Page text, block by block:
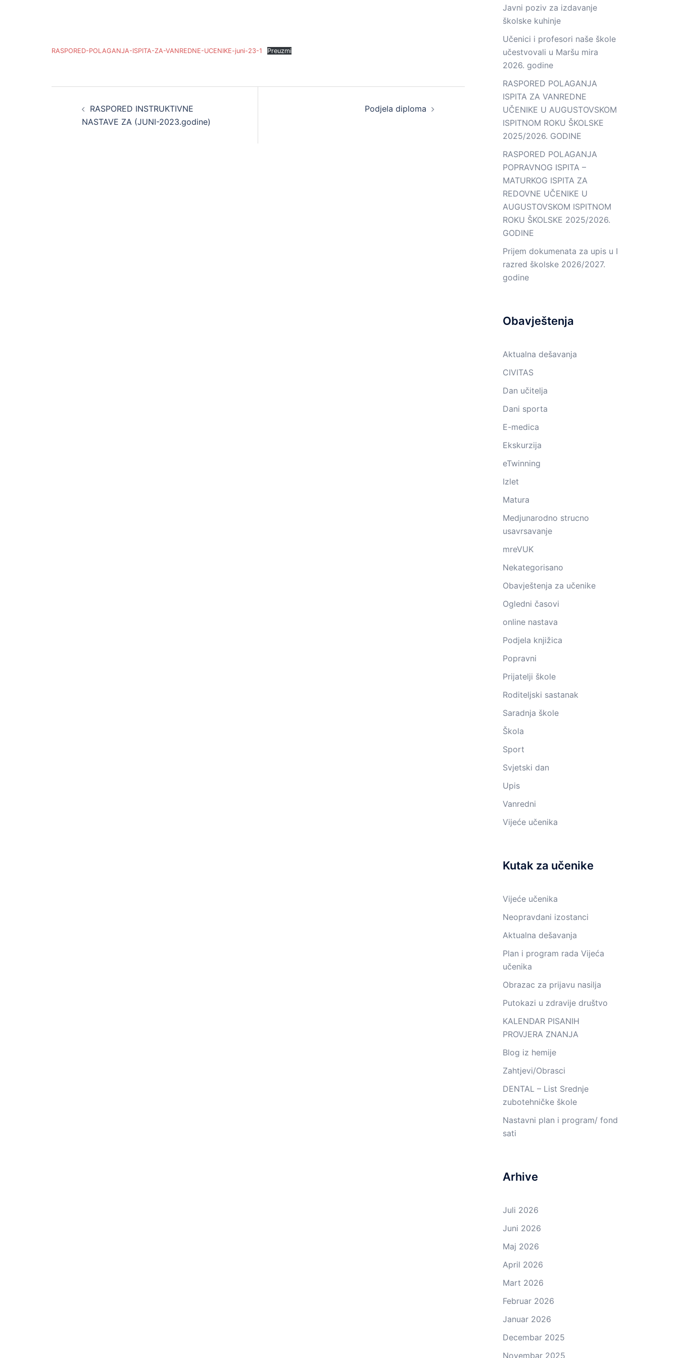
RASPORED-POLAGANJA-ISPITA-ZA-VANREDNE-UCENIKE-juni-23-1 Preuzmi
navigation
RASPORED INSTRUKTIVNE
NASTAVE ZA (JUNI-2023.godine)
Podjela diploma
Javni poziv za izdavanje
školske kuhinje
Učenici i profesori naše škole
učestvovali u Maršu mira
2026. godine
RASPORED POLAGANJA
ISPITA ZA VANREDNE
UČENIKE U AUGUSTOVSKOM
ISPITNOM ROKU ŠKOLSKE
2025/2026. GODINE
RASPORED POLAGANJA
POPRAVNOG ISPITA –
MATURKOG ISPITA ZA
REDOVNE UČENIKE U
AUGUSTOVSKOM ISPITNOM
ROKU ŠKOLSKE 2025/2026.
GODINE
Prijem dokumenata za upis u I
razred školske 2026/2027.
godine
Obavještenja
Aktualna dešavanja
CIVITAS
Dan učitelja
Dani sporta
E-medica
Ekskurzija
eTwinning
Izlet
Matura
Medjunarodno strucno
usavrsavanje
mreVUK
Nekategorisano
Obavještenja za učenike
Ogledni časovi
online nastava
Podjela knjižica
Popravni
Prijatelji škole
Roditeljski sastanak
Saradnja škole
Škola
Sport
Svjetski dan
Upis
Vanredni
Vijeće učenika
Kutak za učenike
Vijeće učenika
Neopravdani izostanci
Aktualna dešavanja
Plan i program rada Vijeća
učenika
Obrazac za prijavu nasilja
Putokazi u zdravije društvo
KALENDAR PISANIH
PROVJERA ZNANJA
Blog iz hemije
Zahtjevi/Obrasci
DENTAL – List Srednje
zubotehničke škole
Nastavni plan i program/ fond
sati
Arhive
Juli 2026
Juni 2026
Maj 2026
April 2026
Mart 2026
Februar 2026
Januar 2026
Decembar 2025
Novembar 2025